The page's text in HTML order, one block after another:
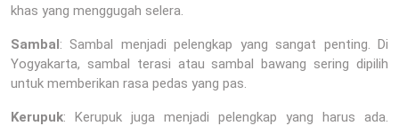
khas yang menggugah selera.
Sambal: Sambal menjadi pelengkap yang sangat penting. Di
Yogyakarta, sambal terasi atau sambal bawang sering dipilih
untuk memberikan rasa pedas yang pas.
Kerupuk: Kerupuk juga menjadi pelengkap yang harus ada.